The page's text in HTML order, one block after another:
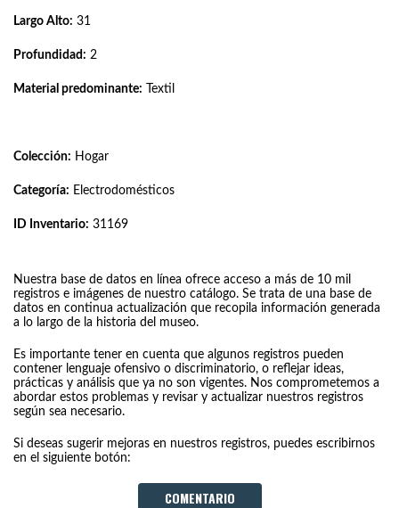
Largo Alto: 31
Profundidad: 2
Material predominante: Textil
Colección: Hogar
Categoría: Electrodomésticos
ID Inventario: 31169
Nuestra base de datos en línea ofrece acceso a más de 10 mil
registros e imágenes de nuestro catálogo. Se trata de una base de
datos en continua actualización que recopila información generada
a lo largo de la historia del museo.
Es importante tener en cuenta que algunos registros pueden
contener lenguaje ofensivo o discriminatorio, o reflejar ideas,
prácticas y análisis que ya no son vigentes. Nos comprometemos a
abordar estos problemas y revisar y actualizar nuestros registros
según sea necesario.
Si deseas sugerir mejoras en nuestros registros, puedes escribirnos
en el siguiente botón:
COMENTARIO